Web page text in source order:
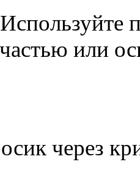
или
через